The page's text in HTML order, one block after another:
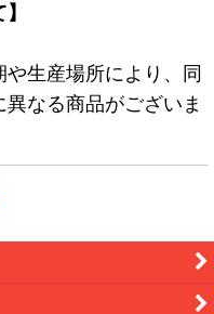
生産場所により、同
なる商品がございま